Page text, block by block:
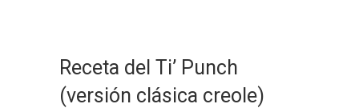
Receta del Ti’ Punch
(versión clásica creole)